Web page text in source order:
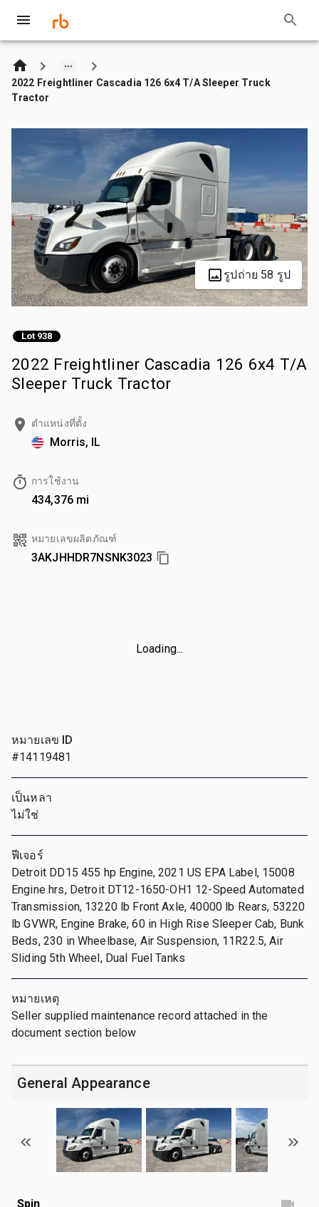
2022 Freightliner Cascadia 126 6x4 T/A Sleeper Truck
Tractor
รูปถ่าย 58 รูป
Lot 938
2022 Freightliner Cascadia 126 6x4 T/A
Sleeper Truck Tractor
ตำแหน่งที่ตั้ง
Morris, IL
การใช้งาน
434,376 mi
หมายเลขผลิตภัณฑ์
3AKJHHDR7NSNK3023
Loading...
หมายเลข ID
#14119481
เป็นหลา
ไม่ใช่
ฟีเจอร์
Detroit DD15 455 hp Engine, 2021 US EPA Label, 15008
Engine hrs, Detroit DT12-1650-OH1 12-Speed Automated
Transmission, 13220 lb Front Axle, 40000 lb Rears, 53220
lb GVWR, Engine Brake, 60 in High Rise Sleeper Cab, Bunk
Beds, 230 in Wheelbase, Air Suspension, 11R22.5, Air
Sliding 5th Wheel, Dual Fuel Tanks
หมายเหตุ
Seller supplied maintenance record attached in the
document section below
General Appearance
Spin